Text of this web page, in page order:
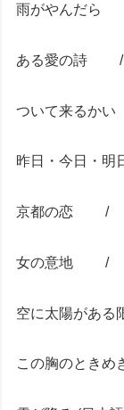
雨がやん
ある愛の
ついて来
昨日・今
京都の
女の意
空に太陽が
この胸のと